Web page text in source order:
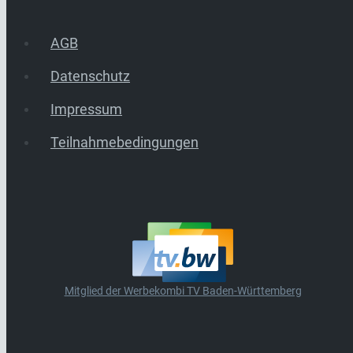
AGB
Datenschutz
Impressum
Teilnahmebedingungen
Mitglied der Werbekombi TV Baden-Württemberg